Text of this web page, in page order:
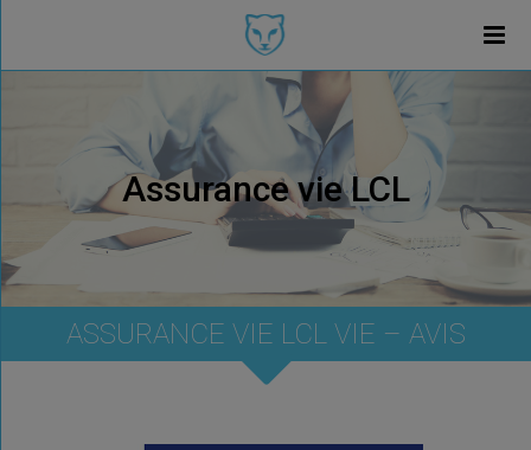
Assurance vie LCL
ASSURANCE VIE LCL VIE – AVIS